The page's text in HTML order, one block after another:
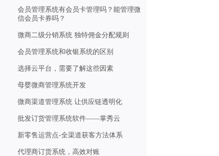
会员管理系统有会员卡管理吗？能管理微
信会员卡券吗？
微商二级分销系统 独特佣金分配规则
会员管理系统和收银系统的区别
选择云平台，需要了解这些因素
母婴微商管理系统开发
微商渠道管理系统 让供应链透明化
批发订货管理系统软件——掌秀云
新零售运营点-全渠道获客方法体系
代理商订货系统，高效对账